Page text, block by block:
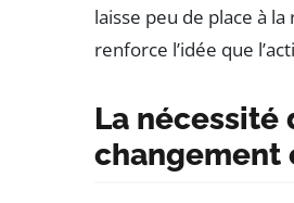
laisse peu de place à
renforce l’idée que
La nécessité
changement